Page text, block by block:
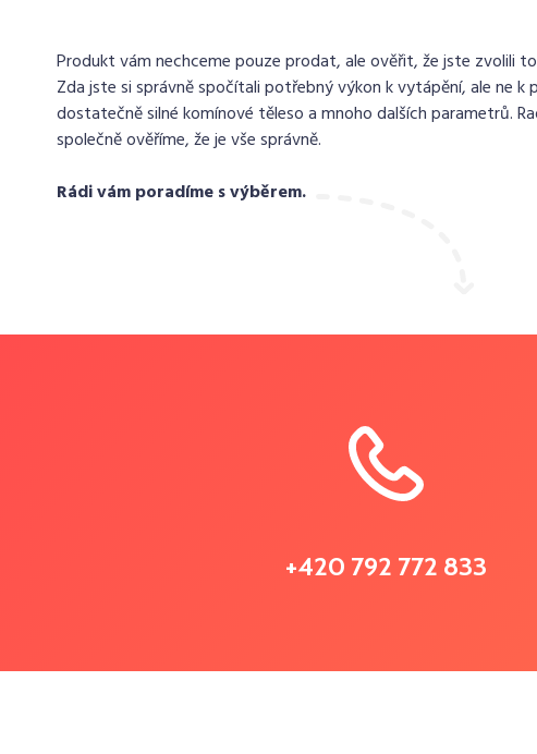
Produkt vám nechceme pouze prodat, ale ověřit, že jste zvolili
Zda jste si správně spočítali potřebný výkon k vytápění, ale ne k
dostatečně silné komínové těleso a mnoho dalších parametrů.
společně ověříme, že je vše správně.
Rádi vám poradíme s výběrem.
+420 792 772 833